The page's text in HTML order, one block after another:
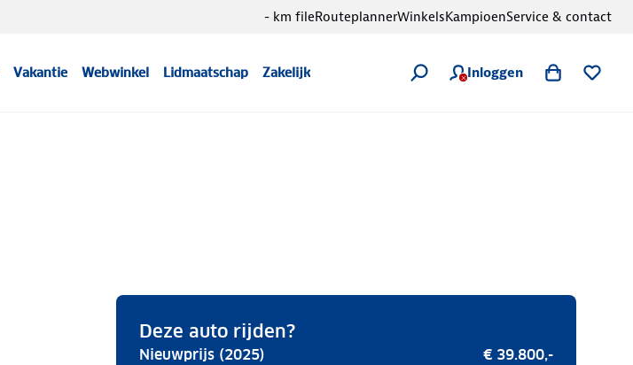
Vakantie Webwinkel Lidmaatschap Zakelijk Inloggen
- km fileRouteplannerWinkelsKampioenService & contact
Deze auto rijden?
Nieuwprijs (2025) € 39.800,-